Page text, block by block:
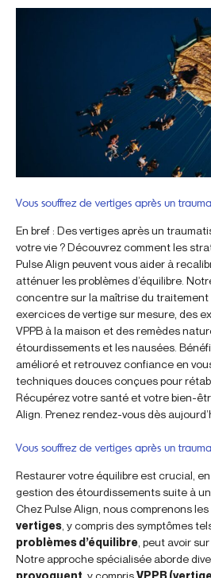
Vous souffrez de vertiges après un
En bref : Des vertiges après un
votre vie ? Découvrez comment les
Pulse Align peuvent vous aider à
atténuer les problèmes d’équilibre.
concentre sur la maîtrise du
exercices de vertige sur mesure, des
VPPB à la maison et des remèdes
étourdissements et les nausées.
amélioré et retrouvez confiance en
techniques douces conçues pour
Récupérez votre santé et votre bien-
Align. Prenez rendez-vous dès
Vous souffrez de vertiges après un
Restaurer votre équilibre est crucial,
gestion des étourdissements suite à
Chez Pulse Align, nous comprenons
vertiges , y compris des symptômes
problèmes d’équilibre , peut avoir
Notre approche spécialisée aborde
provoquent , y comprisVPPB